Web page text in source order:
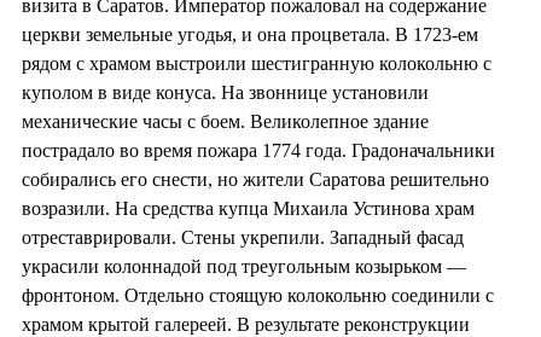
визита в Саратов. Император пожаловал на содержание
церкви земельные угодья, и она процветала. В 1723-ем
рядом с храмом выстроили шестигранную колокольню с
куполом в виде конуса. На звоннице установили
механические часы с боем. Великолепное здание
пострадало во время пожара 1774 года. Градоначальники
собирались его снести, но жители Саратова решительно
возразили. На средства купца Михаила Устинова храм
отреставрировали. Стены укрепили. Западный фасад
украсили колоннадой под треугольным козырьком —
фронтоном. Отдельно стоящую колокольню соединили с
храмом крытой галереей. В результате реконструкции